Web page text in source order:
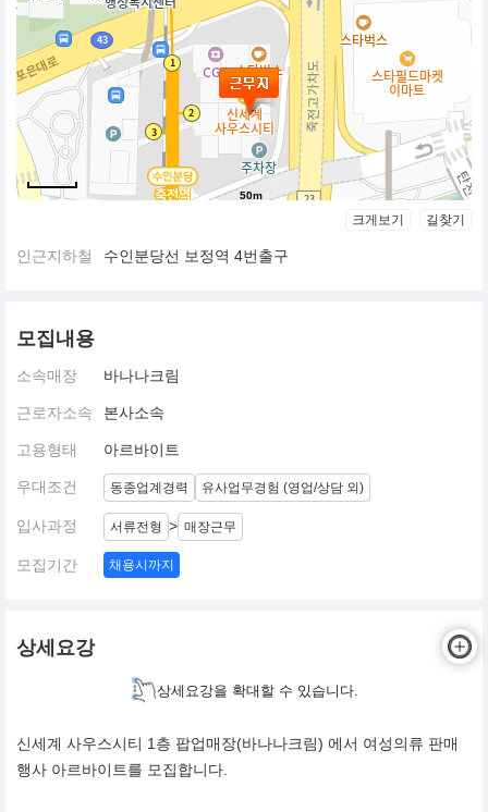
50m
크게보기 길찾기
인근지하철 수인분당선 보정역 4번출구
모집내용
소속매장 바나나크림
근로자소속 본사소속
고용형태 아르바이트
우대조건 동종업계경력 유사업무경험 (영업/상담 외)
입사과정 서류전형 > 매장근무
모집기간 채용시까지
상세요강
상세요강을 확대할 수 있습니다.
신세계 사우스시티 1층 팝업매장(바나나크림) 에서 여성의류 판매
행사 아르바이트를 모집합니다.